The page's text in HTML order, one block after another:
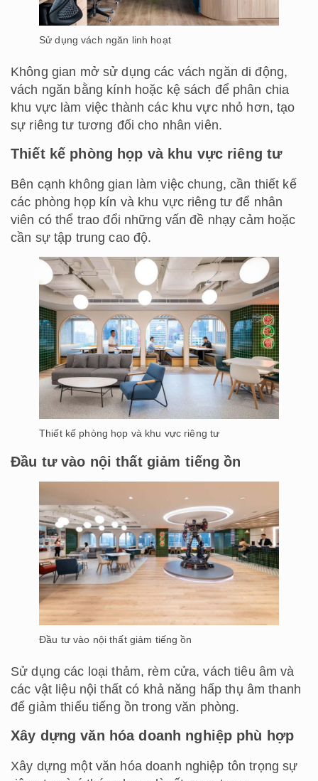
Sử dụng vách ngăn linh hoạt
Không gian mở sử dụng các vách ngăn di động,
vách ngăn bằng kính hoặc kệ sách để phân chia
khu vực làm việc thành các khu vực nhỏ hơn, tạo
sự riêng tư tương đối cho nhân viên.
Thiết kế phòng họp và khu vực riêng tư
Bên cạnh không gian làm việc chung, cần thiết kế
các phòng họp kín và khu vực riêng tư để nhân
viên có thể trao đổi những vấn đề nhạy cảm hoặc
cần sự tập trung cao độ.
Thiết kế phòng họp và khu vực riêng tư
Đầu tư vào nội thất giảm tiếng ồn
Đầu tư vào nội thất giảm tiếng ồn
Sử dụng các loại thảm, rèm cửa, vách tiêu âm và
các vật liệu nội thất có khả năng hấp thụ âm thanh
để giảm thiểu tiếng ồn trong văn phòng.
Xây dựng văn hóa doanh nghiệp phù hợp
Xây dựng một văn hóa doanh nghiệp tôn trọng sự